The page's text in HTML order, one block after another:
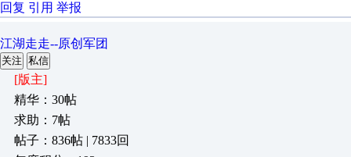
回复 引用 举报
江湖走走--原创军团
关注 私信
[版主]
精华：30帖
求助：7帖
帖子：836帖 | 7833回